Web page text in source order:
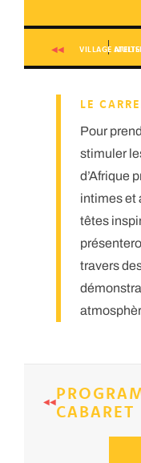
◀◀ VILLAGE
LE
Pour
stimuler
d’Afrique
intimes et
têtes
travers
◀◀CABARET